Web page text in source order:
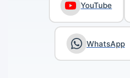
YouTube
WhatsApp